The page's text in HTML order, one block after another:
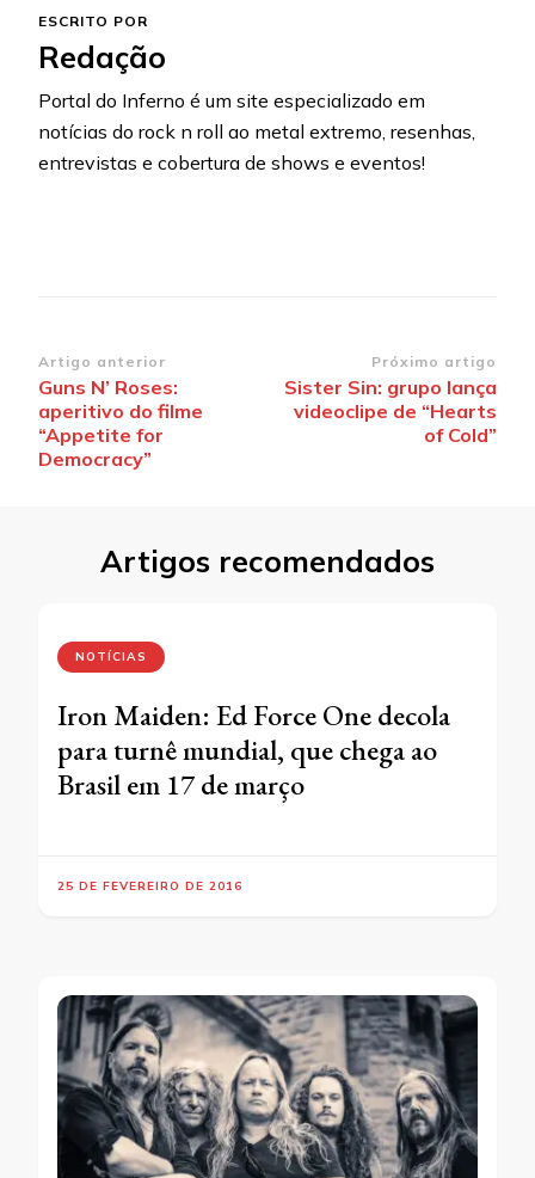
ESCRITO POR
Redação
Portal do Inferno é um site especializado em
notícias do rock n roll ao metal extremo, resenhas,
entrevistas e cobertura de shows e eventos!
Navegação
de
post
Artigo anterior
Guns N’ Roses:
aperitivo do filme
“Appetite for
Democracy”
Próximo artigo
Sister Sin: grupo lança
videoclipe de “Hearts
of Cold”
Artigos recomendados
NOTÍCIAS
Iron Maiden: Ed Force One decola
para turnê mundial, que chega ao
Brasil em 17 de março
25 DE FEVEREIRO DE 2016